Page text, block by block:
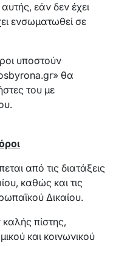
εάν δεν έχει
ενσωματωθεί σε
υποστούν
θα
του με
από τις διατάξεις
καθώς και τις
Δικαίου.
πίστης,
και κοινωνικού